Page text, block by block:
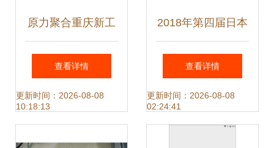
原力聚合重庆新工
厂投产 智能物流装
备迈向全球化的新
查看详情
更新时间：2026-08-08
10:18:13
2018年第四届日本
智能工厂考察之旅
圆满结束 从“制
查看详情
更新时间：2026-08-08
02:24:41